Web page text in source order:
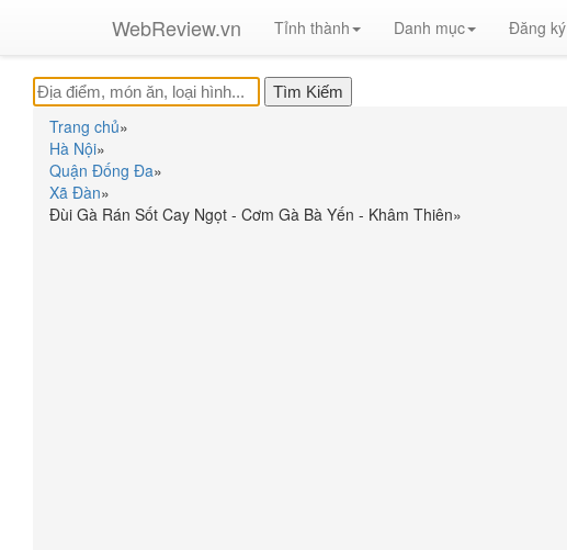
WebReview.vn Tỉnh thành Danh mục Đăng ký
Trang chủ»
Hà Nội»
Quận Đống Đa»
Xã Đàn»
Đùi Gà Rán Sốt Cay Ngọt - Cơm Gà Bà Yến - Khâm Thiên»